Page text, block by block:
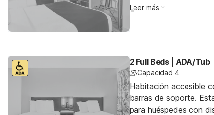
Leer más
2 Full Beds | ADA/Tub
Capacidad 4
Habitación accesible
barras de soporte.
para huéspedes con